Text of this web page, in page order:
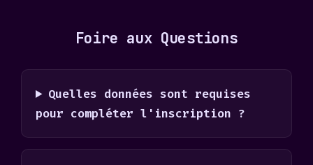
Foire aux Questions
Quelles données sont requises
pour compléter l'inscription ?